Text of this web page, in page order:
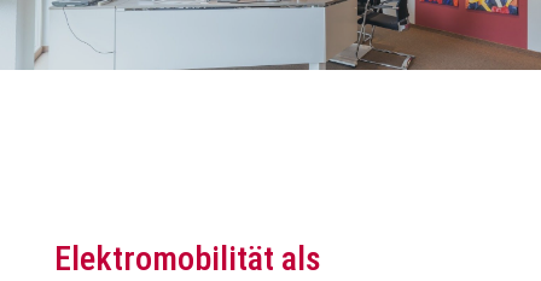
Elektromobilität als